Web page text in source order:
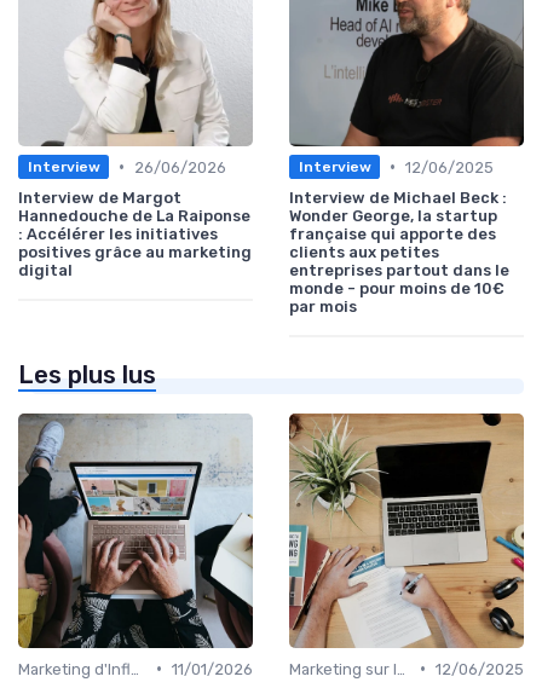
Interview •
26/06/2026
Interview de Margot
Hannedouche de La Raiponse
: Accélérer les initiatives
positives grâce au marketing
digital
Interview • 12/06/2025
Interview de Michael Beck :
Wonder George, la startup
française qui apporte des
clients aux petites
entreprises partout dans le
monde - pour moins de 10€
par mois
Les plus lus
• 11/01/2026
• 12/06/2025